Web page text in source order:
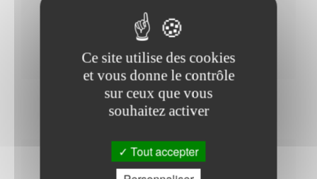
Contacter l'office de tourisme
Horaires Mairie
Ce site utilise des cookies
et vous donne le contrôle
sur ceux que vous
souhaitez activer
Tout accepter